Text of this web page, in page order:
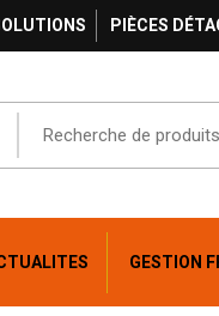
PIÈCES
GESTION